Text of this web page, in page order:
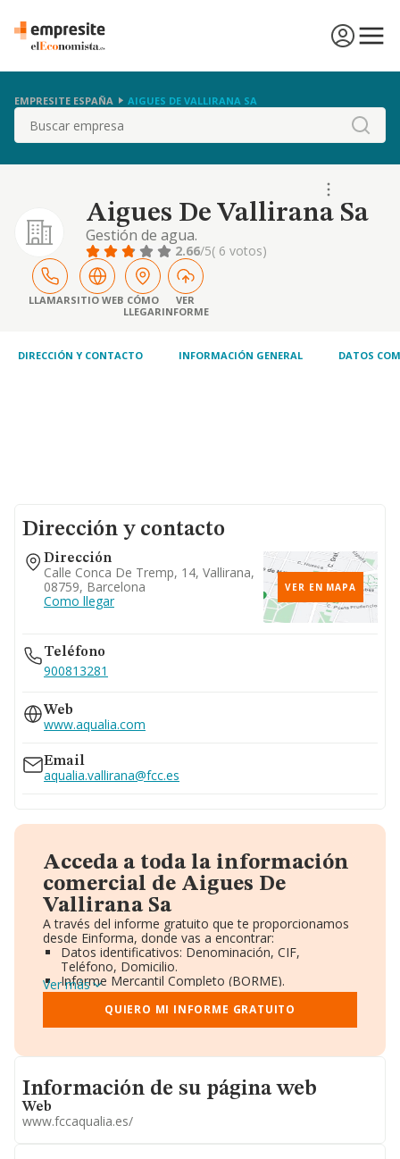
EMPRESITE ESPAÑA AIGUES DE VALLIRANA SA
Buscar
Aigues De Vallirana Sa
Gestión de agua.
2.66/5( 6 votos)
LLAMARSITIO WEB CÓMO
LLEGAR
VER
INFORME
DIRECCIÓN Y CONTACTO INFORMACIÓN GENERAL DATOS
Dirección y contacto
Dirección
Calle Conca De Tremp, 14, Vallirana,
08759, Barcelona
Como llegar
VER EN MAPA
Teléfono
900813281
Web
www.aqualia.com
Email
aqualia.vallirana@fcc.es
Acceda a toda la información
comercial de Aigues De
Vallirana Sa
A través del informe gratuito que te proporcionamos
desde Einforma, donde vas a encontrar:
Datos identificativos: Denominación, CIF,
Teléfono, Domicilio.
Informe Mercantil Completo (BORME).
Gráficos de Evolución Ventas y Empleados.
Consejo de Administración y Administradores.
Directivos y Ejecutivos.
Información oficial y registral complementaria.
Ver más
QUIERO MI INFORME GRATUITO
Informacion de su página web
Información de su página web
Web
www.fccaqualia.es/